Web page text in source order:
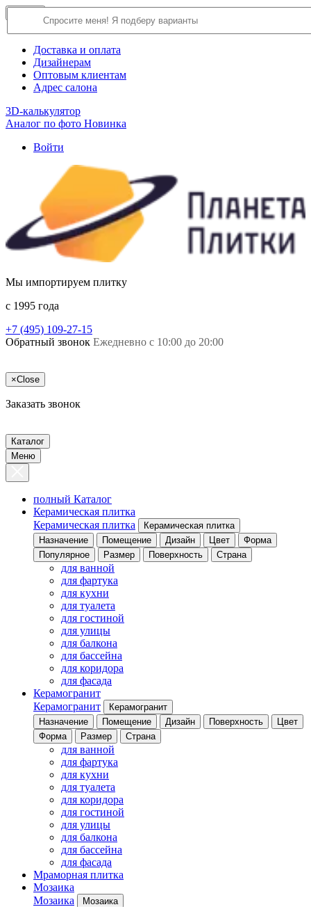
О компании
Доставка и оплата
Дизайнерам
Оптовым клиентам
Адрес салона
3D-калькулятор
Аналог по фото Новинка
Войти
Мы импортируем плитку
c 1995 года
+7 (495) 109-27-15
Обратный звонок Ежедневно с 10:00 до 20:00
×Close
Заказать звонок
Каталог
Меню
полный Каталог
Керамическая плитка
Керамическая плитка
Керамическая плитка
Назначение
Помещение Дизайн Цвет
Форма
Популярное
Размер Поверхность Страна
для ванной
для фартука
для кухни
для туалета
для гостиной
для улицы
для балкона
для бассейна
для коридора
для фасада
Керамогранит
Керамогранит
Керамогранит
Назначение
Помещение Дизайн Поверхность
Цвет
Форма
Размер Страна
для ванной
для фартука
для кухни
для туалета
для коридора
для гостиной
для улицы
для балкона
для бассейна
для фасада
Мраморная плитка
Мозаика
Мозаика
Мозаика